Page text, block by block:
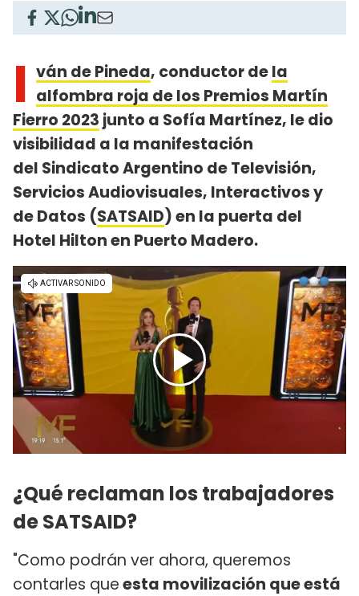
I ván de Pineda, conductor dela
alfombra roja de los Premios Martín
Fierro 2023 junto a Sofía Martínez, le dio
visibilidad a la manifestación
del Sindicato Argentino de Televisión,
Servicios Audiovisuales, Interactivos y
de Datos (SATSAID) en la puerta del
Hotel Hilton en Puerto Madero.
¿Qué reclaman los trabajadores
de SATSAID?
"Como podrán ver ahora, queremos
contarles queesta movilización que está